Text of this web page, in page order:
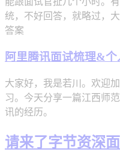
统，不好回答，就略过，
答案
阿里腾讯面试梳理&
大家好，我是若川。欢迎
习。今天分享一篇江西师
讯的经历。
请来了字节资深